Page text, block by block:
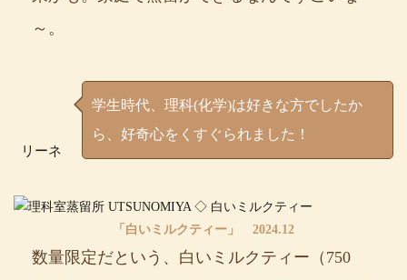
～。
リーネ
学生時代、理科(化学)は好きな方でしたか
ら、好奇心をくすぐられました！
「白いミルクティー」 2024.12
数量限定だという、白いミルクティー（750